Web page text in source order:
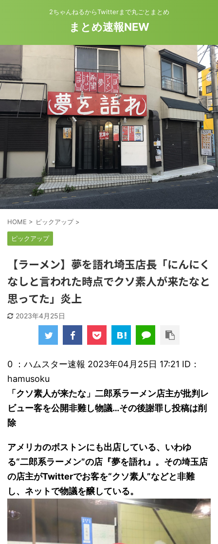
2ちゃんねるからTwitterまで丸ごとまとめ
まとめ速報NEW
HOME > ピックアップ >
ピックアップ
【ラーメン】夢を語れ埼玉店長「にんにく
なしと言われた時点でクソ素人が来たなと
思ってた」炎上
2023年4月25日
0 ：ハムスター速報 2023年04月25日 17:21 ID：
hamusoku
「クソ素人が来たな」二郎系ラーメン店主が批判レ
ビュー客を公開非難し物議…その後謝罪し投稿は削
除
アメリカのボストンにも出店している、いわゆ
る“二郎系ラーメン”の店『夢を語れ』。その埼玉店
の店主がTwitterでお客を“クソ素人”などと非難
し、ネットで物議を醸している。